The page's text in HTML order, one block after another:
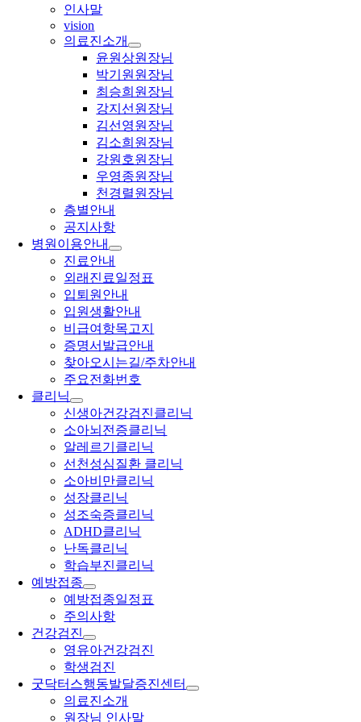
인사말
vision
의료진소개
윤원상원장님
박기원원장님
최승희원장님
강지선원장님
김선영원장님
김소희원장님
강원호원장님
우영종원장님
천경렬원장님
층별안내
공지사항
병원이용안내
진료안내
외래진료일정표
입퇴원안내
입원생활안내
비급여항목고지
증명서발급안내
찾아오시는길/주차안내
주요전화번호
클리닉
신생아건강검진클리닉
소아뇌전증클리닉
알레르기클리닉
선천성심질환 클리닉
소아비만클리닉
성장클리닉
성조숙증클리닉
ADHD클리닉
난독클리닉
학습부진클리닉
예방접종
예방접종일정표
주의사항
건강검진
영유아건강검진
학생검진
굿닥터스행동발달증진센터
의료진소개
원장님 인사말